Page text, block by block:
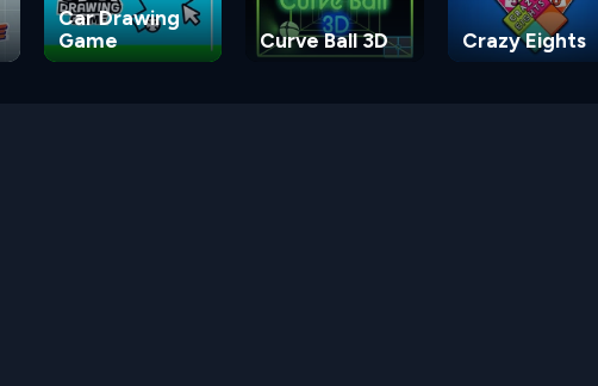
Car Drawing
Game
Curve Ball 3D Crazy Eights